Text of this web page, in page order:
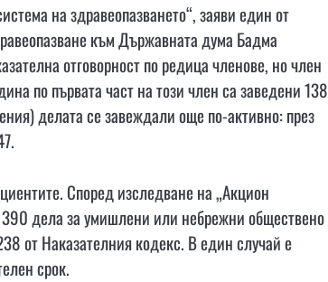
на здравеопазването“, заяви един от
към Държавната дума Бадма
отговорност по редица членове, но член
по първата част на този член са заведени 138
делата се завеждали още по-активно: през
Според изследване на „Акцион
дела за умишлени или небрежни обществено
от Наказателния кодекс. В един случай е
срок.